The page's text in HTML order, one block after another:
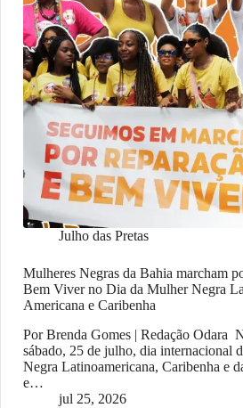
Julho das Pretas
Mulheres Negras da Bahia marcham
Bem Viver no Dia da Mulher Negra
Americana e Caribenha
Por Brenda Gomes | Redação Odara
sábado, 25 de julho, dia internacional
Negra Latinoamericana, Caribenha e
e…
jul 25, 2026